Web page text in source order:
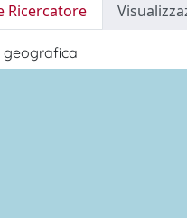
Ricercatore
geografica